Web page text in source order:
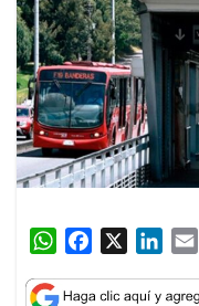
W
a
c
n